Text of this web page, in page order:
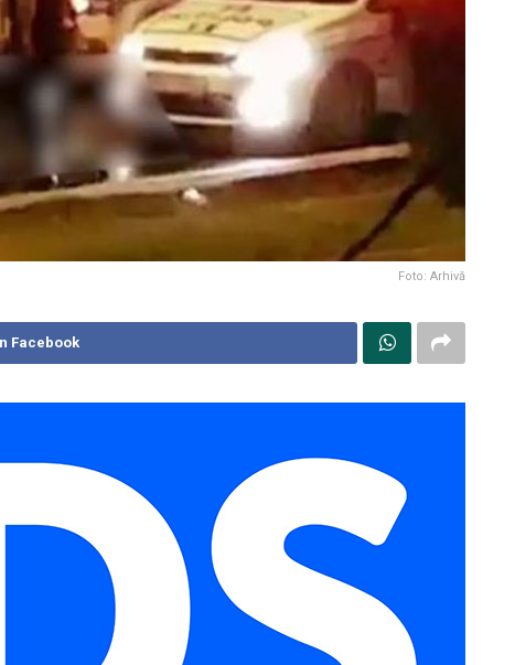
Foto: Arhivă
Facebook